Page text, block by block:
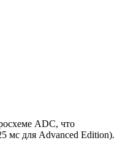
ADC, что
мс для Advanced Edition).